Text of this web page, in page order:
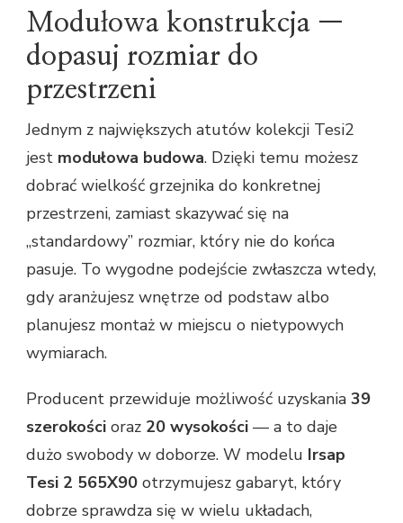
Modułowa konstrukcja —
dopasuj rozmiar do
przestrzeni
Jednym z największych atutów kolekcji Tesi2
jest modułowa budowa. Dzięki temu możesz
dobrać wielkość grzejnika do konkretnej
przestrzeni, zamiast skazywać się na
„standardowy” rozmiar, który nie do końca
pasuje. To wygodne podejście zwłaszcza wtedy,
gdy aranżujesz wnętrze od podstaw albo
planujesz montaż w miejscu o nietypowych
wymiarach.
Producent przewiduje możliwość uzyskania 39
szerokości oraz 20 wysokości — a to daje
dużo swobody w doborze. W modelu Irsap
Tesi 2 565X90 otrzymujesz gabaryt, który
dobrze sprawdza się w wielu układach,